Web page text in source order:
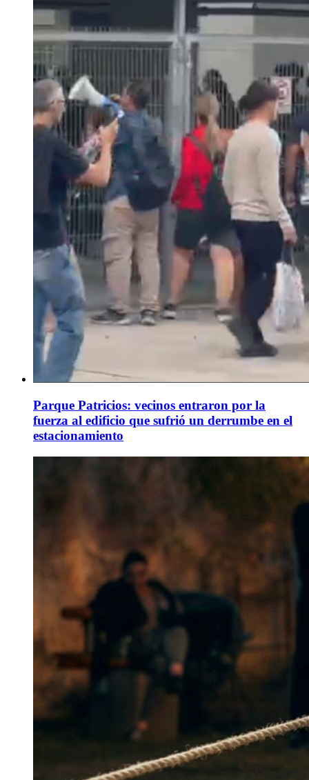
Parque Patricios: vecinos entraron por la
fuerza al edificio que sufrió un derrumbe en el
estacionamiento